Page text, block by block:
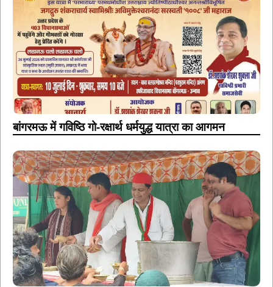
बांगरमऊ में गविष्ठि गो-रक्षार्थ धर्मयुद्ध यात्रा का आगमन